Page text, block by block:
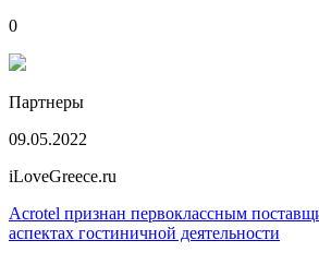
0
Партнеры
09.05.2022
iLoveGreece.ru
Acrotel признан первоклассным
аспектах гостиничной деятельности